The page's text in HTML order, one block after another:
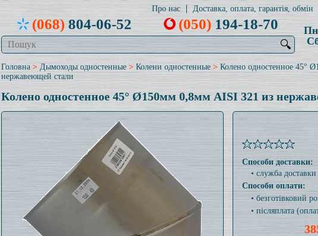
Про нас Доставка, оплата, гарантія, обмін
(068)804-06-52 (050)194-18-70
🔍
Головна> Дымоходы одностенные> Колени одностенные> Колено одностенное 45°
нержавеющей стали
Колено одностенное 45° Ø150мм 0,8мм AISI 321 из
Способи доставки:
• служба
Способи оплати:
• безготівковий
• післяплата